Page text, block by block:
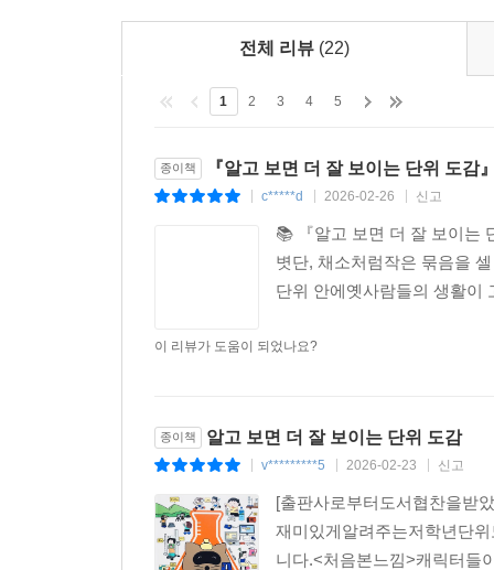
전체 리뷰 (22)
1 2 3 4 5
종이책 『알고 보면 더 잘 보이는 단위 도감
c*****d 2026-02-26 신고
📚 『알고 보면 더 잘 보이
볏단, 채소처럼작은 묶음을
단위 안에옛사람들의 생활
이 리뷰가 도움이 되었나요?
종이책 알고 보면 더 잘 보이는 단위 도감
v*********5 2026-02-23 신고
[출판사로부터도서협찬을받
재미있게알려주는저학년단
니다.<처음본느낌>캐릭터들